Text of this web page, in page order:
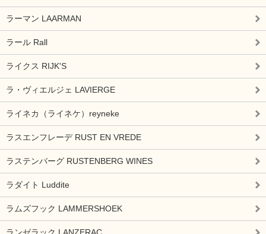
ラーマン LAARMAN
ラール Rall
ライクス RIJK'S
ラ・ヴィエルジェ LAVIERGE
ライネカ（ライネケ）reyneke
ラスエンフレーデ RUST EN VREDE
ラステンバーグ RUSTENBERG WINES
ラダイト Luddite
ラムズフック LAMMERSHOEK